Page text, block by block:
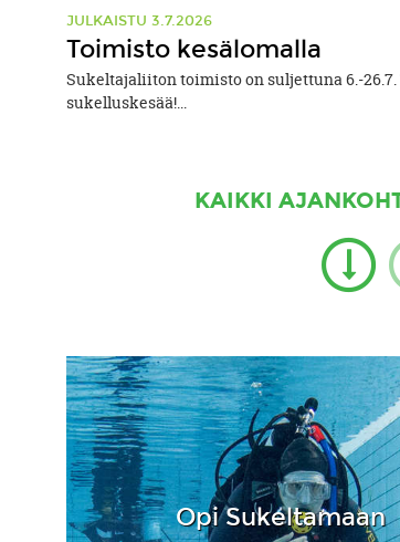
JULKAISTU 3.7.2026
Toimisto kesälomalla
Sukeltajaliiton toimisto on suljettuna 6.-
sukelluskesää!...
KAIKKI
Opi Sukeltamaan